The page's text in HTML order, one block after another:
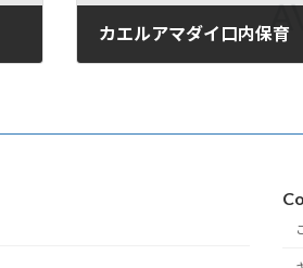
カエルアマダイ口内保育